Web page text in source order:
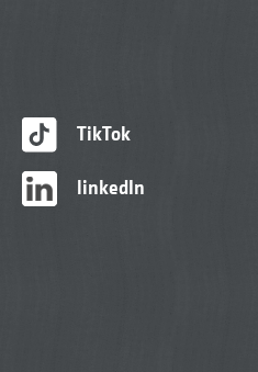
TikTok
linkedIn